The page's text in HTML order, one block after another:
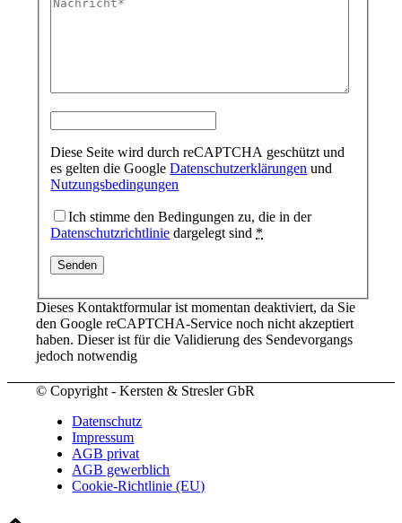
Diese Seite wird durch reCAPTCHA geschützt und
es gelten die GoogleDatenschutzerklärungen und
Nutzungsbedingungen
Ich stimme den Bedingungen zu, die in der
Datenschutzrichtlinie dargelegt sind *
Dieses Kontaktformular ist momentan deaktiviert, da Sie
den Google reCAPTCHA-Service noch nicht akzeptiert
haben. Dieser ist für die Validierung des Sendevorgangs
jedoch notwendig
© Copyright - Kersten & Stresler GbR
Datenschutz
Impressum
AGB privat
AGB gewerblich
Cookie-Richtlinie (EU)